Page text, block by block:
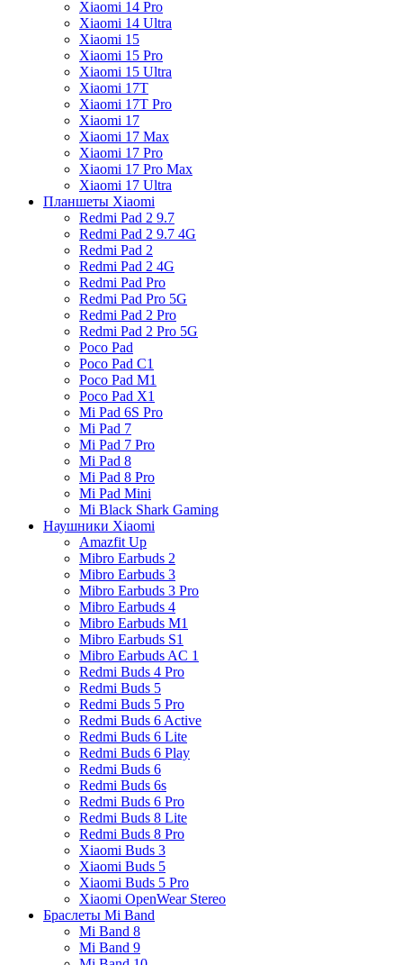
Xiaomi 14 Pro
Xiaomi 14 Ultra
Xiaomi 15
Xiaomi 15 Pro
Xiaomi 15 Ultra
Xiaomi 17T
Xiaomi 17T Pro
Xiaomi 17
Xiaomi 17 Max
Xiaomi 17 Pro
Xiaomi 17 Pro Max
Xiaomi 17 Ultra
Планшеты Xiaomi
Redmi Pad 2 9.7
Redmi Pad 2 9.7 4G
Redmi Pad 2
Redmi Pad 2 4G
Redmi Pad Pro
Redmi Pad Pro 5G
Redmi Pad 2 Pro
Redmi Pad 2 Pro 5G
Poco Pad
Poco Pad C1
Poco Pad M1
Poco Pad X1
Mi Pad 6S Pro
Mi Pad 7
Mi Pad 7 Pro
Mi Pad 8
Mi Pad 8 Pro
Mi Pad Mini
Mi Black Shark Gaming
Наушники Xiaomi
Amazfit Up
Mibro Earbuds 2
Mibro Earbuds 3
Mibro Earbuds 3 Pro
Mibro Earbuds 4
Mibro Earbuds M1
Mibro Earbuds S1
Mibro Earbuds AC 1
Redmi Buds 4 Pro
Redmi Buds 5
Redmi Buds 5 Pro
Redmi Buds 6 Active
Redmi Buds 6 Lite
Redmi Buds 6 Play
Redmi Buds 6
Redmi Buds 6s
Redmi Buds 6 Pro
Redmi Buds 8 Lite
Redmi Buds 8 Pro
Xiaomi Buds 3
Xiaomi Buds 5
Xiaomi Buds 5 Pro
Xiaomi OpenWear Stereo
Браслеты Mi Band
Mi Band 8
Mi Band 9